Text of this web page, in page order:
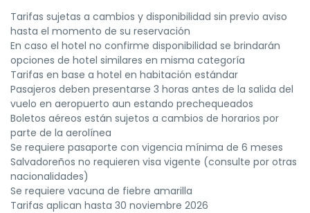
Tarifas sujetas a cambios y disponibilidad sin previo aviso
hasta el momento de su reservación
En caso el hotel no confirme disponibilidad se brindarán
opciones de hotel similares en misma categoría
Tarifas en base a hotel en habitación estándar
Pasajeros deben presentarse 3 horas antes de la salida del
vuelo en aeropuerto aun estando prechequeados
Boletos aéreos están sujetos a cambios de horarios por
parte de la aerolínea
Se requiere pasaporte con vigencia mínima de 6 meses
Salvadoreños no requieren visa vigente (consulte por otras
nacionalidades)
Se requiere vacuna de fiebre amarilla
Tarifas aplican hasta 30 noviembre 2026